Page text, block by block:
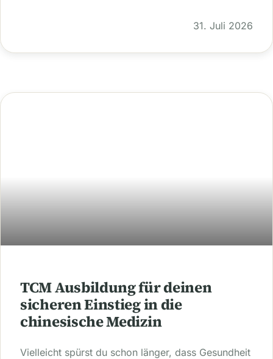
31. Juli 2026
TCM Ausbildung für deinen
sicheren Einstieg in die
chinesische Medizin
Vielleicht spürst du schon länger, dass Gesundheit